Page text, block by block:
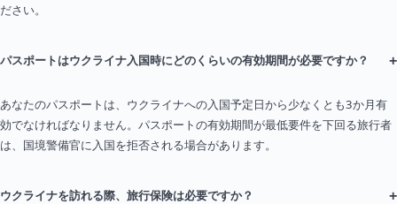
ださい。
パスポートはウクライナ入国時にどのくらいの有効期間が必要ですか？ +
あなたのパスポートは、ウクライナへの入国予定日から少なくとも3か月有
効でなければなりません。パスポートの有効期間が最低要件を下回る旅行者
は、国境警備官に入国を拒否される場合があります。
ウクライナを訪れる際、旅行保険は必要ですか？ +